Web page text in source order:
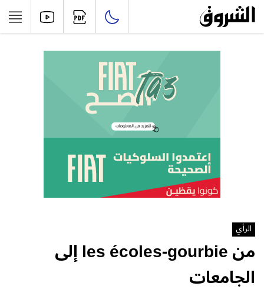
الرأي
من les écoles-gourbie إلى
الجامعات